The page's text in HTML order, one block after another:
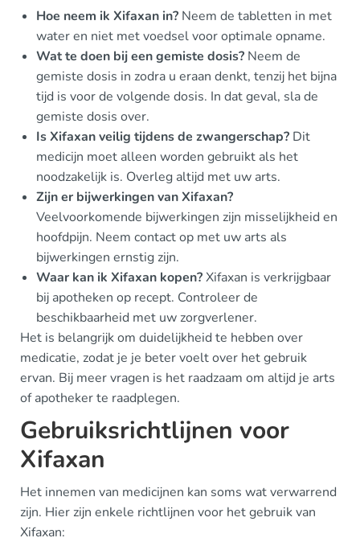
Hoe neem ik Xifaxan in? Neem de tabletten in met
water en niet met voedsel voor optimale opname.
Wat te doen bij een gemiste dosis? Neem de
gemiste dosis in zodra u eraan denkt, tenzij het bijna
tijd is voor de volgende dosis. In dat geval, sla de
gemiste dosis over.
Is Xifaxan veilig tijdens de zwangerschap? Dit
medicijn moet alleen worden gebruikt als het
noodzakelijk is. Overleg altijd met uw arts.
Zijn er bijwerkingen van Xifaxan?
Veelvoorkomende bijwerkingen zijn misselijkheid en
hoofdpijn. Neem contact op met uw arts als
bijwerkingen ernstig zijn.
Waar kan ik Xifaxan kopen?Xifaxan is verkrijgbaar
bij apotheken op recept. Controleer de
beschikbaarheid met uw zorgverlener.
Het is belangrijk om duidelijkheid te hebben over
medicatie, zodat je je beter voelt over het gebruik
ervan. Bij meer vragen is het raadzaam om altijd je arts
of apotheker te raadplegen.
Gebruiksrichtlijnen voor
Xifaxan
Het innemen van medicijnen kan soms wat verwarrend
zijn. Hier zijn enkele richtlijnen voor het gebruik van
Xifaxan: